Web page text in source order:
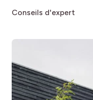
conseils d'expert